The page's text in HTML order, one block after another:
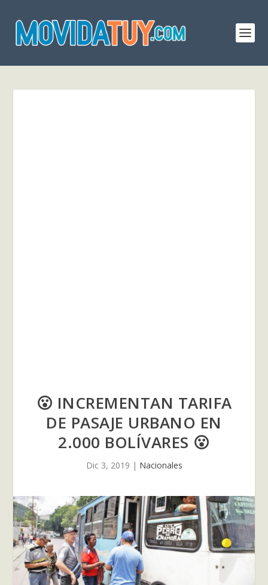
😮 INCREMENTAN TARIFA
DE PASAJE URBANO EN
2.000 BOLÍVARES 😮
Dic 3, 2019 | Nacionales